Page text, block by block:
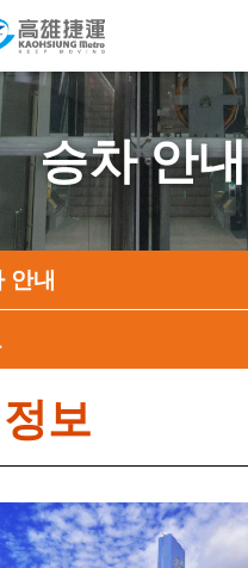
승차 안내
안내
보